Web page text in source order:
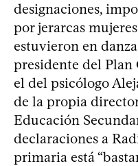
designaciones,
por jerarcas
estuvieron en
presidente del Plan
el del psicólogo
de la propia
Educación
declaraciones a
primaria está